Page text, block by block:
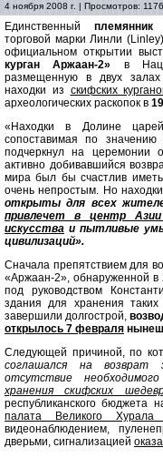
4 ноября 2008 г. | Просмотров:
Единственныйплемянник
торговой марки Линли
официальном открытии
курган Аржаан-2»
в
размещенную в двух
находки из скифских
археологических раскопок в
«Находки в Долине
сопоставимая по
подчеркнул на церемонии
активно добивавшийся
мира был бы счастлив
очень непростым. Но
открыты для всех
привлечет в центр
искусства и пытливые
цивилизаций».
Сначала препятствием для
«Аржаан-2», обнаруженной в
под руководством
здания для хранения
завершили долгострой,
открылось 7 февраля
Следующей причиной, по
соглашался на возврат
отсутствие
хранения скифских
республиканского бюджета
палата Великого Хурала
видеонаблюдением,
дверьми, сигнализацией